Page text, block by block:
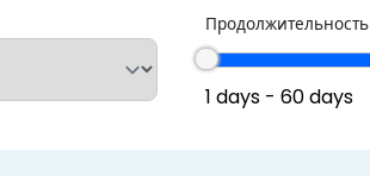
Продолжительность